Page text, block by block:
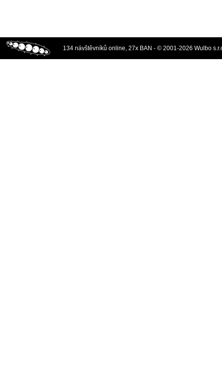
134 návštěvníků online, 27x BAN - © 2001-2026 Wulbo